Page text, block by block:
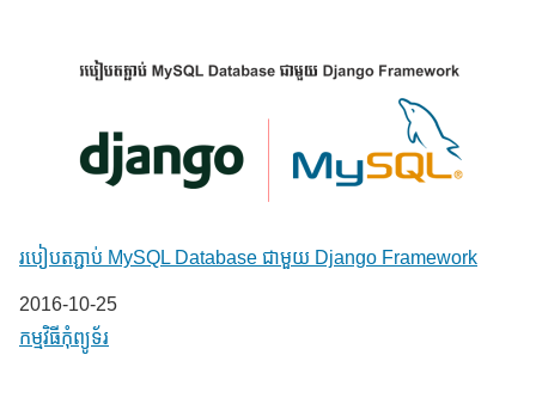
របៀបតភ្ជាប់ MySQL Database ជាមួយ Django Framework
Date
2016-10-25
In relation to
កម្មវិធីកុំព្យូទ័រ